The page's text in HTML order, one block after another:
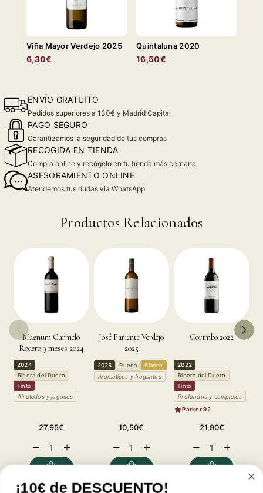
Viña Mayor Verdejo 2025
6,30€
Quintaluna 2020
16,50€
ENVÍO GRATUITO
Pedidos superiores a 130€ y Madrid Capital
PAGO SEGURO
Garantizamos la seguridad de tus compras
RECOGIDA EN TIENDA
Compra online y recógelo en tu tienda más cercana
ASESORAMIENTO ONLINE
Atendemos tus dudas via WhatsApp
Productos Relacionados
Magnum Carmelo
Rodero 9 meses 2024
2024
Ribera del Duero
Tinto
Afrutados y jugosos
Precio
27,95€
Reducir
cantidad
para
Pariente
Aumentar
cantidad
para
Pariente
José Pariente Verdejo
2025
2025 Rueda
Blanco
Aromáticos y fragantes
Precio
10,50€
Reducir
cantidad
para
Pariente
Aumentar
cantidad
para
Pariente
Corimbo 2022
2022
Ribera del Duero
Tinto
Profundos y complejos
Parker 92
Precio
21,90€
Reducir
cantidad
para
Aumentar
cantidad
para
¡10€ de DESCUENTO!